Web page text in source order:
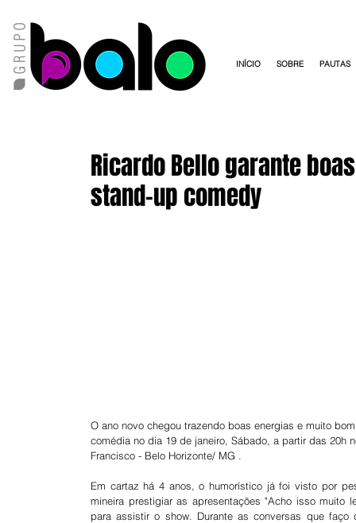
INÍCIO SOBRE PAUTAS
Ricardo Bello garante
stand-up comedy
O ano novo chegou trazendo boas energias e muito
comédia no dia 19 de janeiro, Sábado, a partir das 20h
Francisco - Belo Horizonte/ MG .
Em cartaz há 4 anos, o humorístico já foi visto por
mineira prestigiar as apresentações "Acho isso
para assistir o show. Durante as conversas que